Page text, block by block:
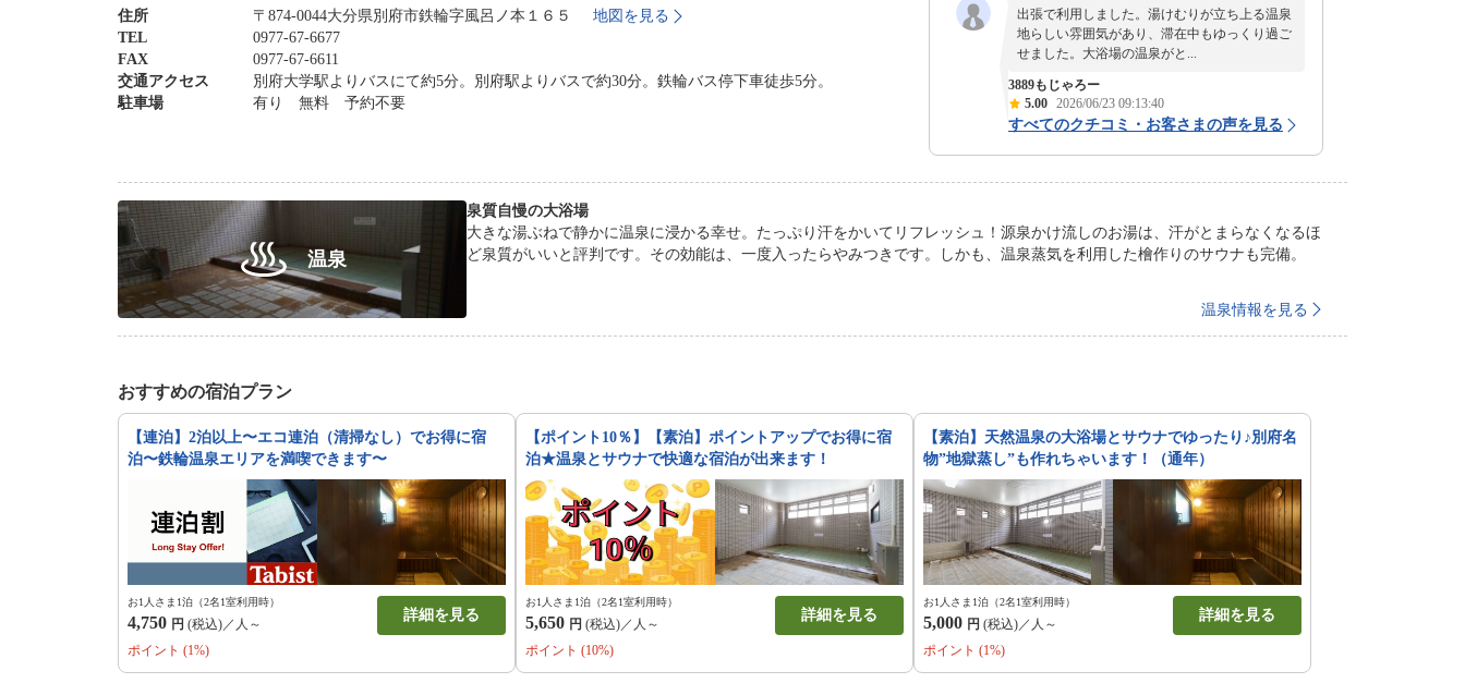
住所
〒874-0044大分県別府市鉄輪字風呂ノ本１６５
地図を見る
TEL
0977-67-6677
FAX
0977-67-6611
交通アクセス
別府大学駅よりバスにて約5分。別府駅よりバスで約30分。鉄輪バス停下車徒歩5分。
駐車場
有り 無料 予約不要
出張で利用しました。湯けむりが立ち上る温泉
地らしい雰囲気があり、滞在中もゆっくり過ご
せました。大浴場の温泉がと...
3889もじゃろー
5.00 2026/06/23 09:13:40
すべてのクチコミ・お客さまの声を見る
温泉
泉質自慢の大浴場
大きな湯ぶねで静かに温泉に浸かる幸せ。たっぷり汗をかいてリフレッシュ！源泉かけ流しのお湯は、汗がとまらなくなるほ
ど泉質がいいと評判です。その効能は、一度入ったらやみつきです。しかも、温泉蒸気を利用した檜作りのサウナも完備。
温泉情報を見る
おすすめの宿泊プラン
【連泊】2泊以上〜エコ連泊（清掃なし）でお得に宿
泊〜鉄輪温泉エリアを満喫できます〜
お1人さま1泊（2名1室利用時）
4,750 円 (税込)／人～
詳細を見る
ポイント (1%)
【ポイント10％】【素泊】ポイントアップでお得に宿
泊★温泉とサウナで快適な宿泊が出来ます！
お1人さま1泊（2名1室利用時）
5,650 円 (税込)／人～
詳細を見る
ポイント (10%)
【素泊】天然温泉の大浴場とサウナでゆったり♪別府名
物”地獄蒸し”も作れちゃいます！（通年）
お1人さま1泊（2名1室利用時）
5,000 円 (税込)／人～
詳細を見る
ポイント (1%)